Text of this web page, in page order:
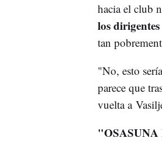
hacia el club
los
tan
"No, esto
parece que
vuelta a